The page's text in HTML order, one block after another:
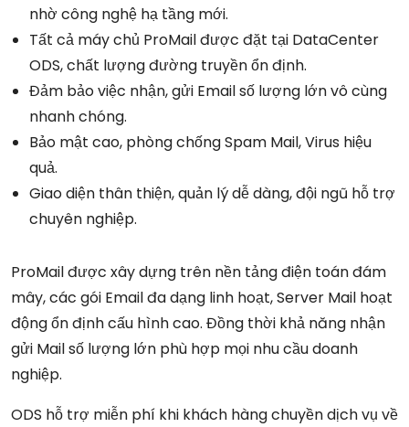
nhờ công nghệ hạ tầng mới.
Tất cả máy chủ ProMail được đặt tại DataCenter
ODS, chất lượng đường truyền ổn định.
Đảm bảo việc nhận, gửi Email số lượng lớn vô cùng
nhanh chóng.
Bảo mật cao, phòng chống Spam Mail, Virus hiệu
quả.
Giao diện thân thiện, quản lý dễ dàng, đội ngũ hỗ trợ
chuyên nghiệp.
ProMail được xây dựng trên nền tảng điện toán đám
mây, các gói Email đa dạng linh hoạt, Server Mail hoạt
động ổn định cấu hình cao. Đồng thời khả năng nhận
gửi Mail số lượng lớn phù hợp mọi nhu cầu doanh
nghiệp.
ODS hỗ trợ miễn phí khi khách hàng chuyền dịch vụ về